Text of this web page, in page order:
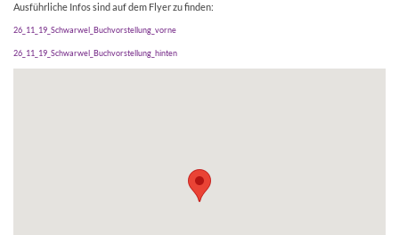
Ausführliche Infos sind auf dem Flyer zu finden:
26_11_19_Schwarwel_Buchvorstellung_vorne
26_11_19_Schwarwel_Buchvorstellung_hinten